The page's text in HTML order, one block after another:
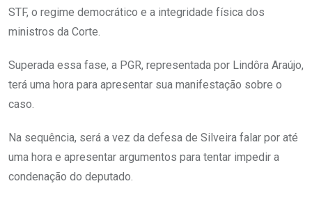
STF, o regime democrático e a integridade física dos
ministros da Corte.
Superada essa fase, a PGR, representada por Lindôra Araújo,
terá uma hora para apresentar sua manifestação sobre o
caso.
Na sequência, será a vez da defesa de Silveira falar por até
uma hora e apresentar argumentos para tentar impedir a
condenação do deputado.